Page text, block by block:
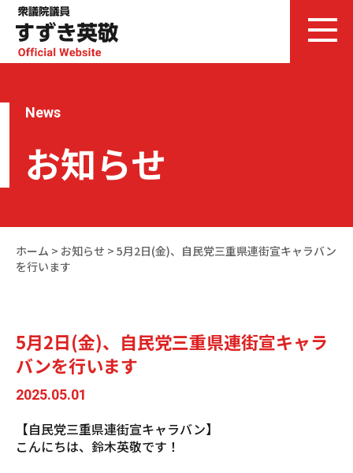
News
お知らせ
ホーム > お知らせ > 5月2日(金)、自民党三重県連街宣キャラバン
を行います
5月2日(金)、自民党三重県連街宣キャラ
バンを行います
2025.05.01
【自民党三重県連街宣キャラバン】
こんにちは、鈴木英敬です！